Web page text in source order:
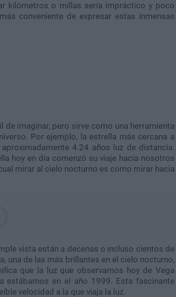
kilómetros o millas sería impráctico y poco
conveniente de expresar estas inmensas
imaginar, pero sirve como una herramienta
Por ejemplo, la estrella más cercana a
4.24 años luz de distancia.
hoy en día comenzó su viaje hacia nosotros
mirar al cielo nocturno es como mirar hacia
vista están a decenas o incluso cientos de
una de las más brillantes en el cielo nocturno,
que la luz que observamos hoy de Vega
estábamos en el año 1999. Esta fascinante
velocidad a la que viaja la luz.